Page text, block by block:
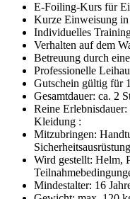
E-Foiling-Kurs für
Kurze Einweisung
Individuelles
Verhalten auf dem
Betreuung durch
Professionelle
Gutschein gültig für
Gesamtdauer: ca. 2
Reine
Kleidung :
Mitzubringen:
Sicherheitsausrüstung
Wird gestellt: Helm,
Mindestalter: 16